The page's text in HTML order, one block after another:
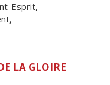
Esprit,
LA GLOIRE